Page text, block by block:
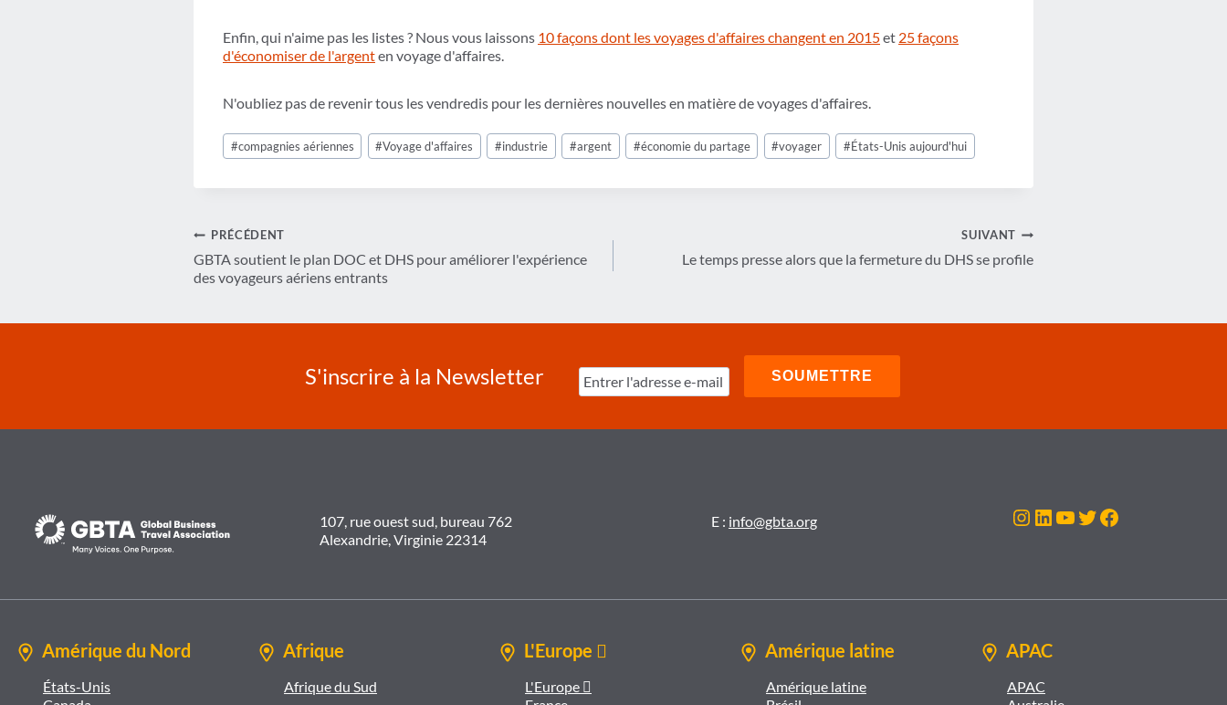
Enfin, qui n'aime pas les listes ? Nous vous laissons 10 façons dont les voyages d'affaires changent en 2015et 25 façons
d'économiser de l'argenten voyage d'affaires.
N'oubliez pas de revenir tous les vendredis pour les dernières nouvelles en matière de voyages d'affaires.
Étiquettes
de
publication :
#compagnies aériennes #Voyage d'affaires #industrie #argent #économie du partage #voyager #États-Unis aujourd'hui
Navigation
de
l’article
PRÉCÉDENT
GBTA soutient le plan DOC et DHS pour améliorer l'expérience
des voyageurs aériens entrants
SUIVANT
Le temps presse alors que la fermeture du DHS se profile
S'inscrire à la Newsletter
107, rue ouest sud, bureau 762
Alexandrie, Virginie 22314
E : info@gbta.org Instagram
LinkedIn
YouTube
Twitter
Facebook
Amérique du Nord
États-Unis
Afrique
Afrique du Sud
L'Europe 
L'Europe 
Amérique latine
Amérique latine
APAC
APAC